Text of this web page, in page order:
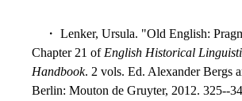
・ Lenker, Ursula. "Old English:
Chapter 21 of English Historical
Handbook. 2 vols. Ed. Alexander Bergs
Berlin: Mouton de Gruyter, 2012. 325--